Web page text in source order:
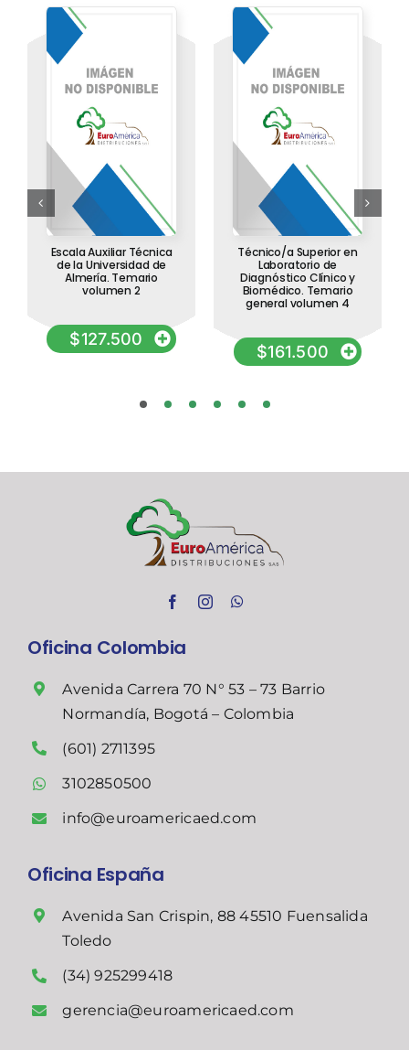
Escala Auxiliar Técnica
de la Universidad de
Almería. Temario
volumen 2
$127.500
Técnico/a Superior en
Laboratorio de
Diagnóstico Clínico y
Biomédico. Temario
general volumen 4
$161.500
Oficina Colombia
Avenida Carrera 70 N° 53 – 73 Barrio
Normandía, Bogotá – Colombia
(601) 2711395
3102850500
info@euroamericaed.com
Oficina España
Avenida San Crispin, 88 45510 Fuensalida
Toledo
(34) 925299418
gerencia@euroamericaed.com